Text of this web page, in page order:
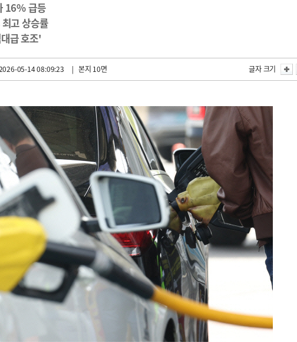
16% 급등
고 상승률
급 호조'
05-14 08:09:23 | 본지 10면 글자 크기